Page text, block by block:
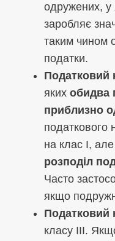
одружених, у
заробляє
таким чином
податки.
Податковий
яких обидва
приблизно
податкового
на клас I,
розподіл
Часто
якщо
Податковий
класу III.